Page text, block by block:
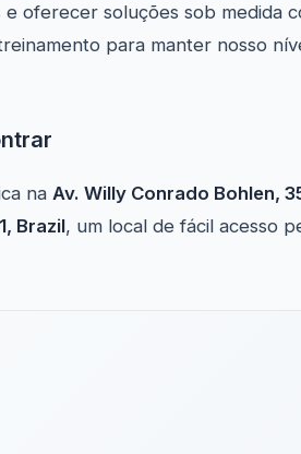
e oferecer soluções sob medida
para manter nosso
na Av. Willy Conrado Bohlen,
Brazil, um local de fácil acesso